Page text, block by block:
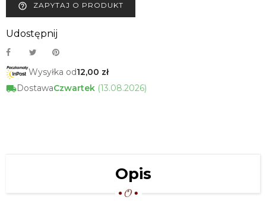
help_outline ZAPYTAJ O PRODUKT
Udostępnij
Wysyłka od12,00 zł
DostawaCzwartek (13.08.2026)
Opis